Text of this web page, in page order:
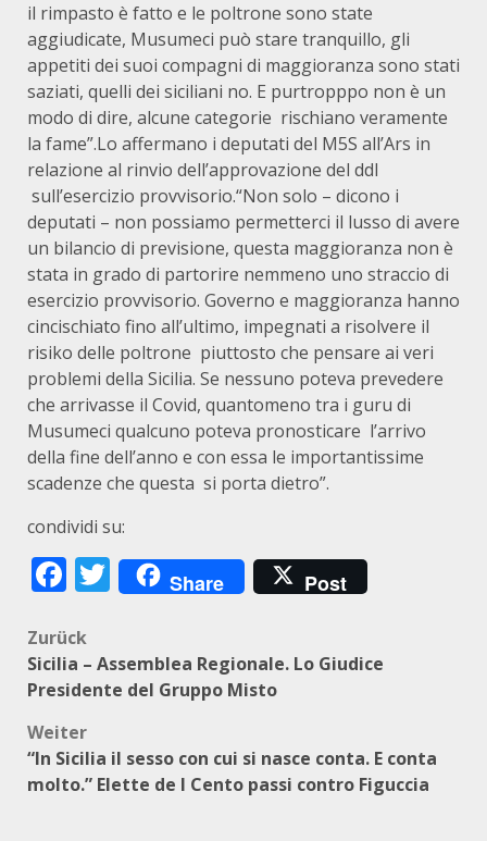
il rimpasto è fatto e le poltrone sono state
aggiudicate, Musumeci può stare tranquillo, gli
appetiti dei suoi compagni di maggioranza sono stati
saziati, quelli dei siciliani no. E purtropppo non è un
modo di dire, alcune categorie rischiano veramente
la fame”.Lo affermano i deputati del M5S all’Ars in
relazione al rinvio dell’approvazione del ddl
sull’esercizio provvisorio.“Non solo – dicono i
deputati – non possiamo permetterci il lusso di avere
un bilancio di previsione, questa maggioranza non è
stata in grado di partorire nemmeno uno straccio di
esercizio provvisorio. Governo e maggioranza hanno
cincischiato fino all’ultimo, impegnati a risolvere il
risiko delle poltrone piuttosto che pensare ai veri
problemi della Sicilia. Se nessuno poteva prevedere
che arrivasse il Covid, quantomeno tra i guru di
Musumeci qualcuno poteva pronosticare l’arrivo
della fine dell’anno e con essa le importantissime
scadenze che questa si porta dietro”.
condividi su:
Facebook
Twitter
Share Post
Beitragsnavigation
Zurück
Sicilia – Assemblea Regionale. Lo Giudice
Presidente del Gruppo Misto
Weiter
“In Sicilia il sesso con cui si nasce conta. E conta
molto.” Elette de I Cento passi contro Figuccia